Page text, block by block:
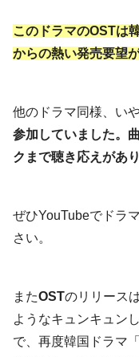
このドラマのOSTは
からの熱い発売要望
他のドラマ同様、い
参加していました。
クまで聴き応えがあ
ぜひYouTubeでドラ
さい。
またOSTのリリース
ようなキュンキュン
で、再度韓国ドラマ